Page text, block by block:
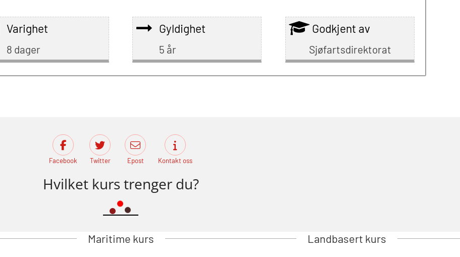
Varighet
8 dager
Gyldighet
5 år
Godkjent av
Sjøfartsdirektorat
Facebook Twitter Epost Kontakt oss
Hvilket kurs trenger du?
Maritime kurs Landbasert kurs